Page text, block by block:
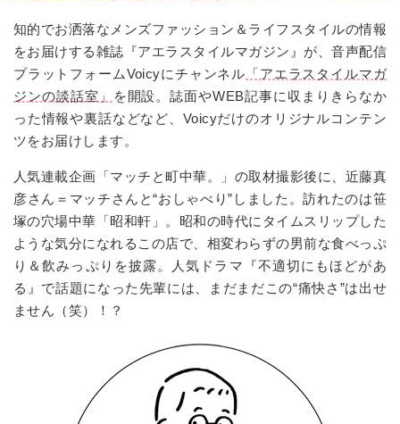
知的でお洒落なメンズファッション＆ライフスタイルの情報
をお届けする雑誌『アエラスタイルマガジン』が、音声配信
プラットフォームVoicyにチャンネル 「アエラスタイルマガ
ジンの談話室」
を開設。誌面やWEB記事に収まりきらなか
った情報や裏話などなど、Voicyだけのオリジナルコンテン
ツをお届けします。
人気連載企画「マッチと町中華。」の取材撮影後に、近藤真
彦さん＝マッチさんと“おしゃべり”しました。訪れたのは笹
塚の穴場中華「昭和軒」。昭和の時代にタイムスリップした
ような気分になれるこの店で、相変わらずの男前な食べっぷ
り＆飲みっぷりを披露。人気ドラマ『不適切にもほどがあ
る』で話題になった先輩には、まだまだこの“痛快さ”は出せ
ません（笑）！？